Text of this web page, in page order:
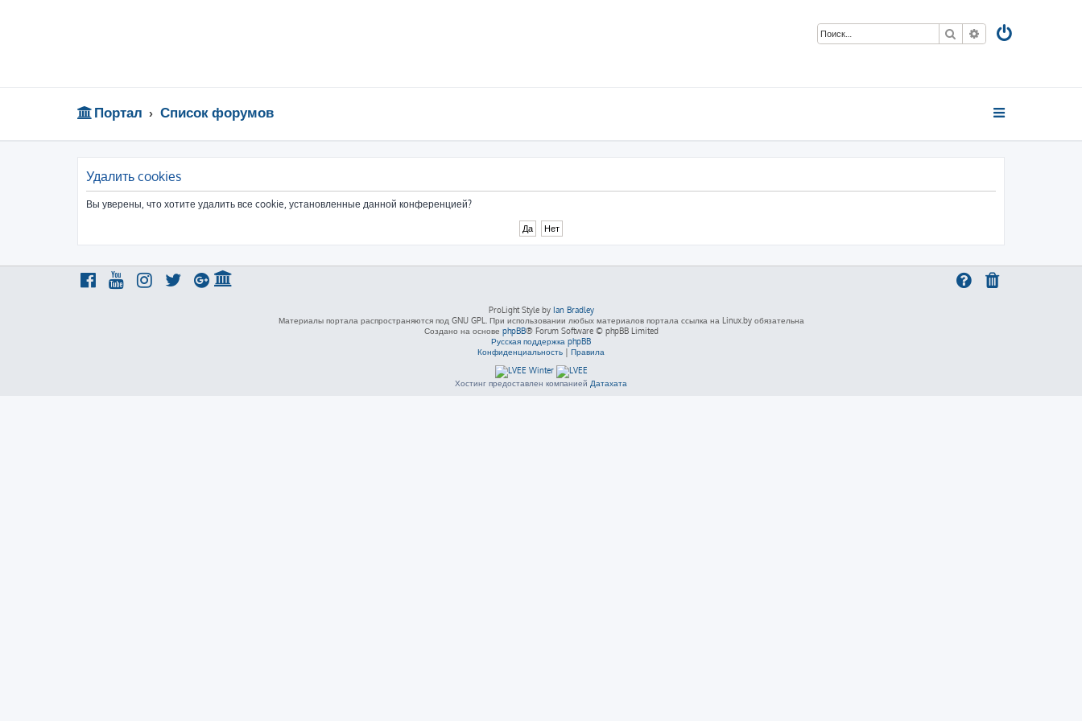
Поиск Расширенный
Портал Список форумов
Удалить cookies
Вы уверены, что хотите удалить все cookie, установленные данной конференцией?
ProLight Style by Ian Bradley
Материалы портала распространяются под GNU GPL. При использовании любых материалов портала ссылка на Linux.by обязательна
Создано на основе phpBB® Forum Software © phpBB Limited
Русская поддержка phpBB
Конфиденциальность | Правила
Хостинг предоставлен компанией Датахата